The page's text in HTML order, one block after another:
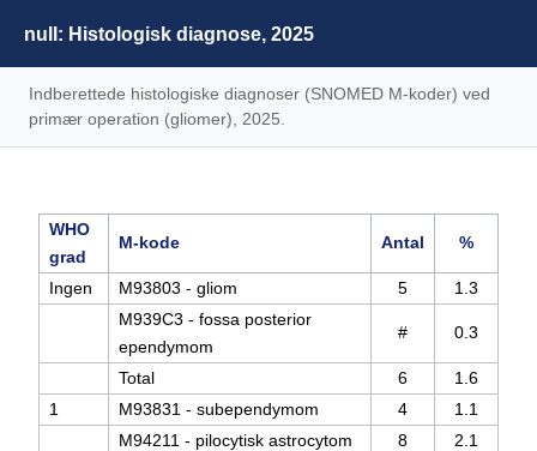
null: Histologisk diagnose, 2025
Indberettede histologiske diagnoser (SNOMED M-koder) ved
primær operation (gliomer), 2025.
WHO
grad
M-kode Antal %
Ingen M93803 - gliom 5
1.3
M939C3 - fossa posterior
ependymom
# 0.3
Total 6
1.6
1
M93831 - subependymom 4
1.1
M94211 - pilocytisk astrocytom
8
2.1